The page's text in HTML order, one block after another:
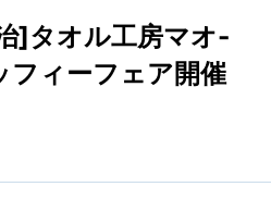
]タオル工房マオ-
フィーフェア開催